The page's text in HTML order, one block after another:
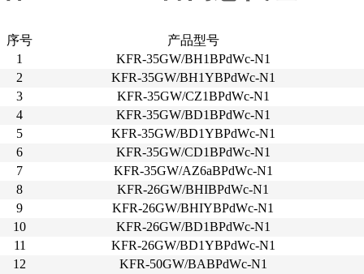
序号
产品型号
1
KFR-35GW/BH1BPdWc-N1
2
KFR-35GW/BH1YBPdWc-N1
3
KFR-35GW/CZ1BPdWc-N1
4
KFR-35GW/BD1BPdWc-N1
5
KFR-35GW/BD1YBPdWc-N1
6
KFR-35GW/CD1BPdWc-N1
7
KFR-35GW/AZ6aBPdWc-N1
8
KFR-26GW/BHIBPdWc-N1
9
KFR-26GW/BHIYBPdWc-N1
10
KFR-26GW/BD1BPdWc-N1
11
KFR-26GW/BD1YBPdWc-N1
12
KFR-50GW/BABPdWc-N1